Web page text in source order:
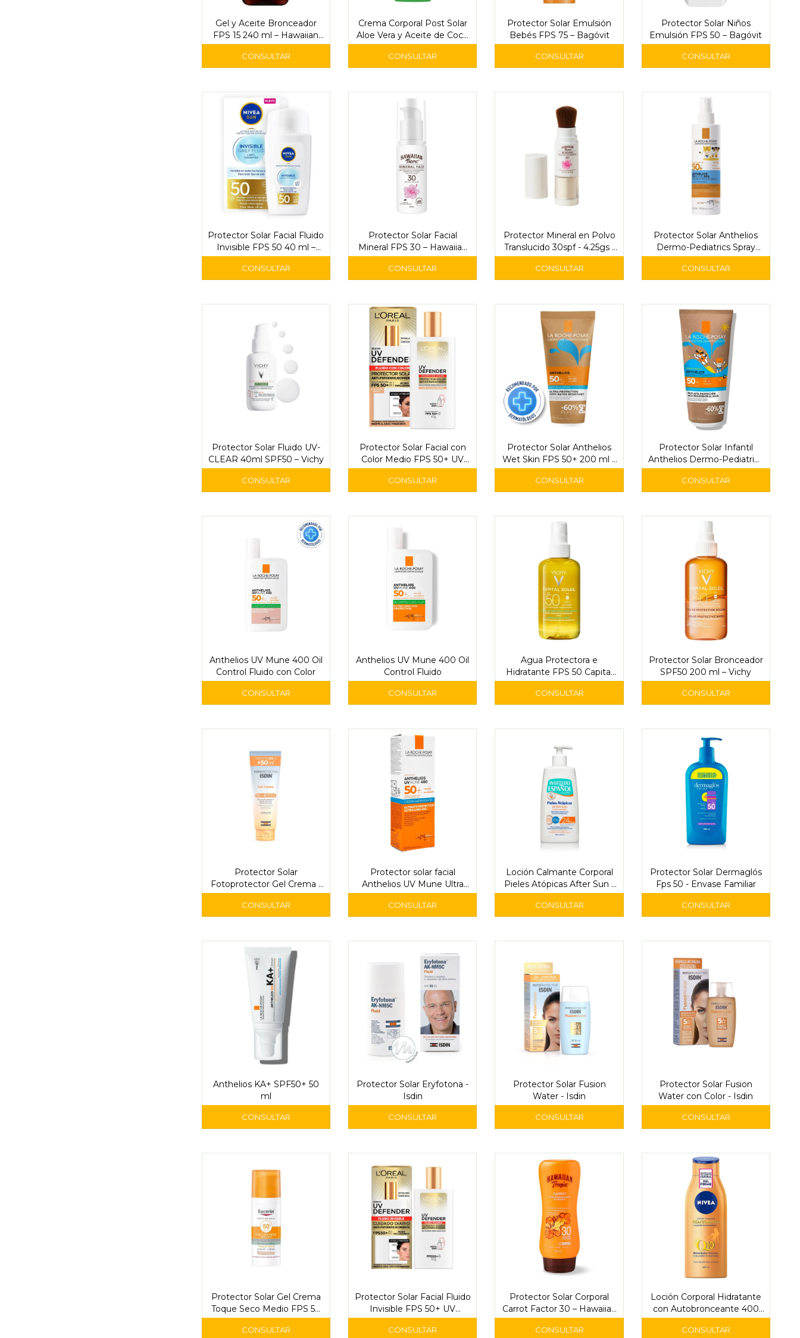
Gel y Aceite Bronceador
FPS 15 240 ml – Hawaiian
Tropic
Crema Corporal Post Solar
Aloe Vera y Aceite de Coco
530 ml - Dermavite
Protector Solar Emulsión
Bebés FPS 75 – Bagóvit
Protector Solar Niños
Emulsión FPS 50 – Bagóvit
Protector Solar Facial Fluido
Invisible FPS 50 40 ml –
Nivea Sun
Protector Solar Facial
Mineral FPS 30 – Hawaiian
Tropic
Protector Mineral en Polvo
Translucido 30spf - 4.25gs -
Hawaiian Tropic
Protector Solar Anthelios
Dermo-Pediatrics Spray
Invisible FPS 50+ 200 ml -
La Roche-Posay
Protector Solar Fluido UV-
CLEAR 40ml SPF50 – Vichy
Protector Solar Facial con
Color Medio FPS 50+ UV
Defender Fluido 40 ml -
L'Oréal
Protector Solar Anthelios
Wet Skin FPS 50+ 200 ml –
La Roche-Posay
Protector Solar Infantil
Anthelios Dermo-Pediatrics
Wet Skin FPS 50+ 200 ml -
La Roche-Posay
Anthelios UV Mune 400 Oil
Control Fluido con Color
Anthelios UV Mune 400 Oil
Control Fluido
Agua Protectora e
Hidratante FPS 50 Capital
Soleil 200 ml - Vichy
Protector Solar Bronceador
SPF50 200 ml – Vichy
Protector Solar
Fotoprotector Gel Crema -
Isdin
Protector solar facial
Anthelios UV Mune Ultra
FPS 50+
Loción Calmante Corporal
Pieles Atópicas After Sun -
Instituto Español
Protector Solar Dermaglós
Fps 50 - Envase Familiar
Anthelios KA+ SPF50+ 50
ml
Protector Solar Eryfotona -
Isdin
Protector Solar Fusion
Water - Isdin
Protector Solar Fusion
Water con Color - Isdin
Protector Solar Gel Crema
Toque Seco Medio FPS 50
50 ml – Eucerin
Protector Solar Facial Fluido
Invisible FPS 50+ UV
Defender 40 ml - L'Oréal
Protector Solar Corporal
Carrot Factor 30 – Hawaiian
Tropic
Loción Corporal Hidratante
con Autobronceante 400
ml – Nivea